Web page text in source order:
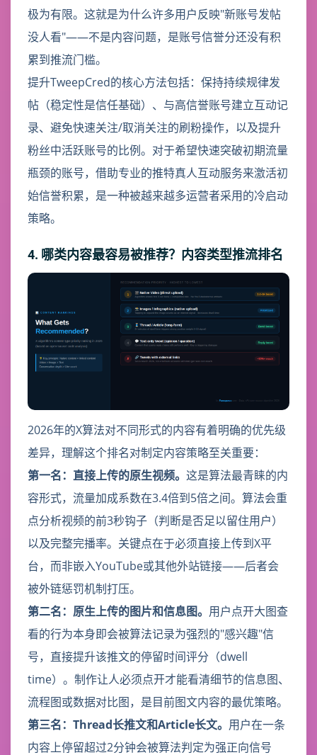
极为有限。这就是为什么许多用户反映"新账号发帖
没人看"——不是内容问题，是账号信誉分还没有积
累到推流门槛。
提升TweepCred的核心方法包括：保持持续规律发
帖（稳定性是信任基础）、与高信誉账号建立互动记
录、避免快速关注/取消关注的刷粉操作，以及提升
粉丝中活跃账号的比例。对于希望快速突破初期流量
瓶颈的账号，借助专业的推特真人互动服务来激活初
始信誉积累，是一种被越来越多运营者采用的冷启动
策略。
4. 哪类内容最容易被推荐？内容类型推流排名
2026年的X算法对不同形式的内容有着明确的优先级
差异，理解这个排名对制定内容策略至关重要：
第一名：直接上传的原生视频。 这是算法最青睐的内
容形式，流量加成系数在3.4倍到5倍之间。算法会重
点分析视频的前3秒钩子（判断是否足以留住用户）
以及完整完播率。关键点在于必须直接上传到X平
台，而非嵌入YouTube或其他外站链接——后者会
被外链惩罚机制打压。
第二名：原生上传的图片和信息图。 用户点开大图查
看的行为本身即会被算法记录为强烈的"感兴趣"信
号，直接提升该推文的停留时间评分（dwell
time）。制作让人必须点开才能看清细节的信息图、
流程图或数据对比图，是目前图文内容的最优策略。
第三名：Thread长推文和Article长文。 用户在一条
内容上停留超过2分钟会被算法判定为强正向信号